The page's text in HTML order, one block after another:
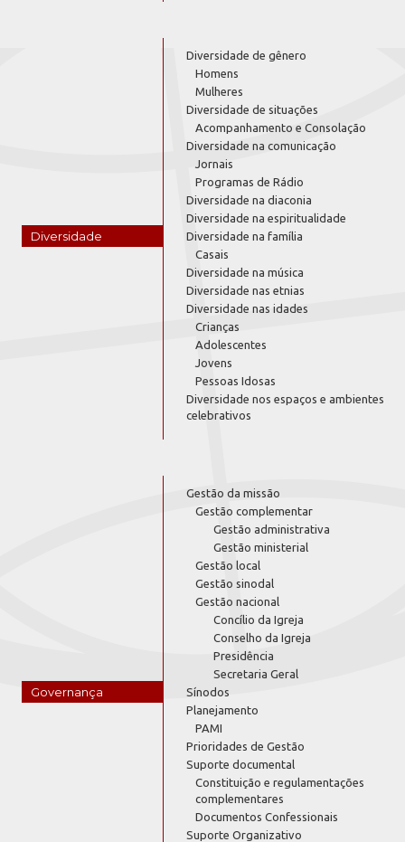
Diversidade
Diversidade de gênero
Homens
Mulheres
Diversidade de situações
Acompanhamento e Consolação
Diversidade na comunicação
Jornais
Programas de Rádio
Diversidade na diaconia
Diversidade na espiritualidade
Diversidade na família
Casais
Diversidade na música
Diversidade nas etnias
Diversidade nas idades
Crianças
Adolescentes
Jovens
Pessoas Idosas
Diversidade nos espaços e ambientes
celebrativos
Governança
Gestão da missão
Gestão complementar
Gestão administrativa
Gestão ministerial
Gestão local
Gestão sinodal
Gestão nacional
Concílio da Igreja
Conselho da Igreja
Presidência
Secretaria Geral
Sínodos
Planejamento
PAMI
Prioridades de Gestão
Suporte documental
Constituição e regulamentações
complementares
Documentos Confessionais
Suporte Organizativo